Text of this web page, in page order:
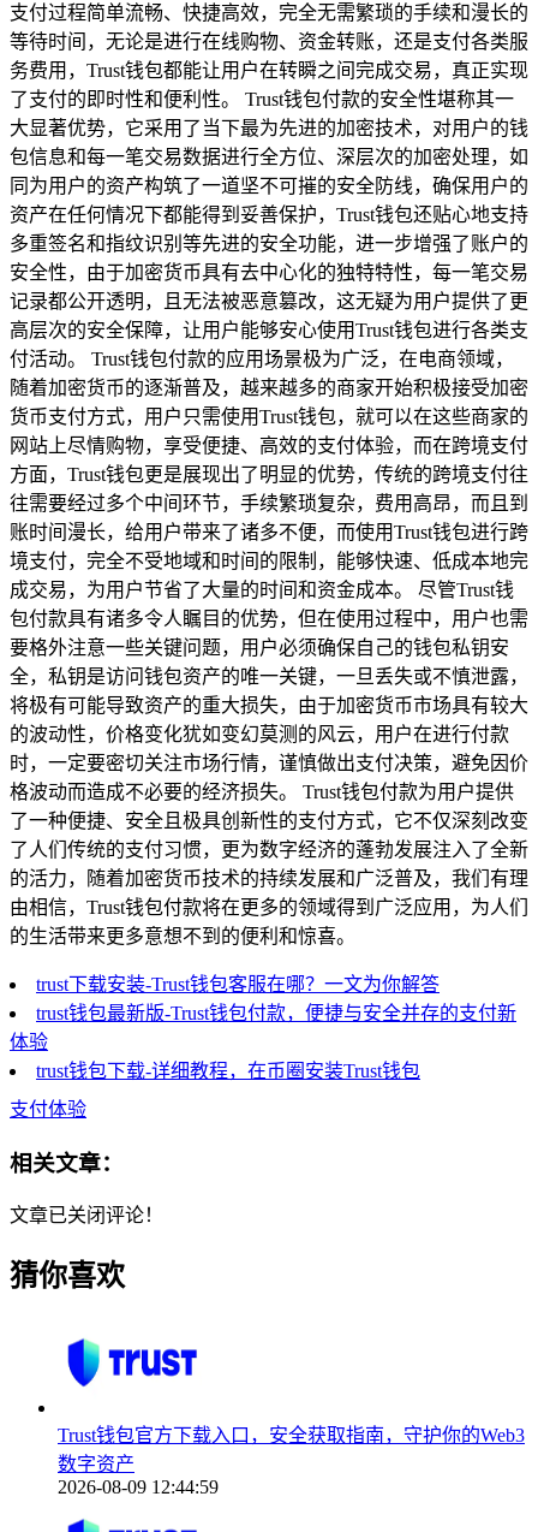
支付过程简单流畅、快捷高效，完全无需繁琐的手续和漫长的
等待时间，无论是进行在线购物、资金转账，还是支付各类服
务费用，Trust钱包都能让用户在转瞬之间完成交易，真正实现
了支付的即时性和便利性。 Trust钱包付款的安全性堪称其一
大显著优势，它采用了当下最为先进的加密技术，对用户的钱
包信息和每一笔交易数据进行全方位、深层次的加密处理，如
同为用户的资产构筑了一道坚不可摧的安全防线，确保用户的
资产在任何情况下都能得到妥善保护，Trust钱包还贴心地支持
多重签名和指纹识别等先进的安全功能，进一步增强了账户的
安全性，由于加密货币具有去中心化的独特特性，每一笔交易
记录都公开透明，且无法被恶意篡改，这无疑为用户提供了更
高层次的安全保障，让用户能够安心使用Trust钱包进行各类支
付活动。 Trust钱包付款的应用场景极为广泛，在电商领域，
随着加密货币的逐渐普及，越来越多的商家开始积极接受加密
货币支付方式，用户只需使用Trust钱包，就可以在这些商家的
网站上尽情购物，享受便捷、高效的支付体验，而在跨境支付
方面，Trust钱包更是展现出了明显的优势，传统的跨境支付往
往需要经过多个中间环节，手续繁琐复杂，费用高昂，而且到
账时间漫长，给用户带来了诸多不便，而使用Trust钱包进行跨
境支付，完全不受地域和时间的限制，能够快速、低成本地完
成交易，为用户节省了大量的时间和资金成本。 尽管Trust钱
包付款具有诸多令人瞩目的优势，但在使用过程中，用户也需
要格外注意一些关键问题，用户必须确保自己的钱包私钥安
全，私钥是访问钱包资产的唯一关键，一旦丢失或不慎泄露，
将极有可能导致资产的重大损失，由于加密货币市场具有较大
的波动性，价格变化犹如变幻莫测的风云，用户在进行付款
时，一定要密切关注市场行情，谨慎做出支付决策，避免因价
格波动而造成不必要的经济损失。 Trust钱包付款为用户提供
了一种便捷、安全且极具创新性的支付方式，它不仅深刻改变
了人们传统的支付习惯，更为数字经济的蓬勃发展注入了全新
的活力，随着加密货币技术的持续发展和广泛普及，我们有理
由相信，Trust钱包付款将在更多的领域得到广泛应用，为人们
的生活带来更多意想不到的便利和惊喜。
trust下载安装-Trust钱包客服在哪？一文为你解答
trust钱包最新版-Trust钱包付款，便捷与安全并存的支付新
体验
trust钱包下载-详细教程，在币圈安装Trust钱包
支付体验
相关文章：
文章已关闭评论！
猜你喜欢
Trust钱包官方下载入口，安全获取指南，守护你的Web3
数字资产
2026-08-09 12:44:59